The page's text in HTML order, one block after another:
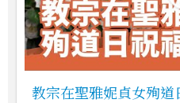
教宗在聖雅妮貞女殉道